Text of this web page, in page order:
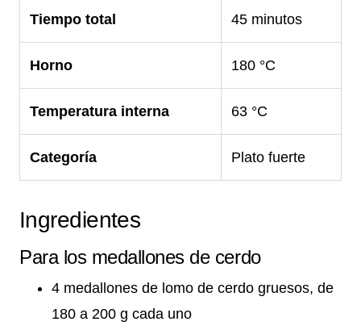
Tiempo total 45 minutos
Horno 180 °C
Temperatura interna 63 °C
Categoría Plato fuerte
Ingredientes
Para los medallones de cerdo
4 medallones de lomo de cerdo gruesos, de
180 a 200 g cada uno